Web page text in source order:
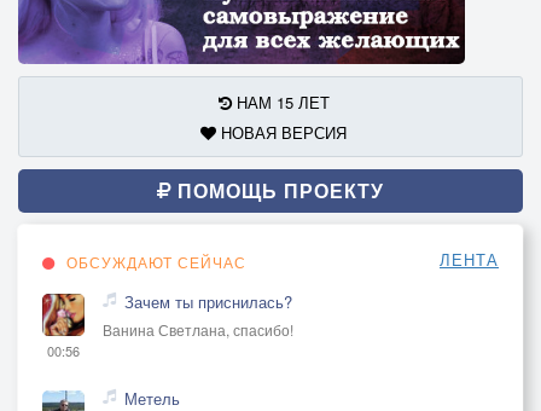
НАМ 15 ЛЕТ
НОВАЯ ВЕРСИЯ
ПОМОЩЬ ПРОЕКТУ
ОБСУЖДАЮТ СЕЙЧАС ЛЕНТА
00:56
Зачем ты приснилась?
Ванина Светлана, спасибо!
Метель